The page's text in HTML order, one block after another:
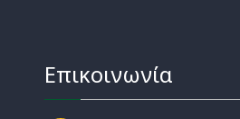
Επικοινωνία